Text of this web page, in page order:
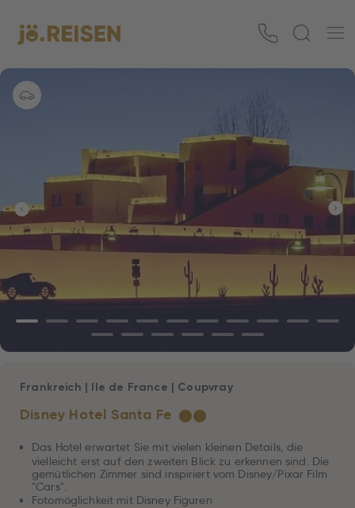
Disney Hotel Santa Fe ★★
Frankreich | Ile de France | Coupvray
Das Hotel erwartet Sie mit vielen kleinen Details, die
vielleicht erst auf den zweiten Blick zu erkennen sind. Die
gemütlichen Zimmer sind inspiriert vom Disney/Pixar Film
"Cars".
Fotomöglichkeit mit Disney Figuren